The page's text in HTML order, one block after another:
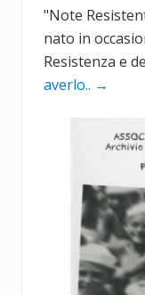
"Note
nato in
Resistenza e
averlo.. →